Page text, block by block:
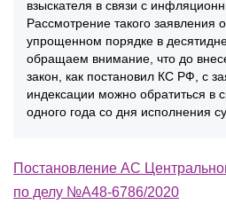
взыскателя в связи с
Рассмотрение такого заявления
упрощенном порядке в
обращаем внимание, что до
закон, как постановил КС РФ, с
индексации можно обратиться
одного года со дня исполнения
Постановление АС
по делу №А48-6786/2020